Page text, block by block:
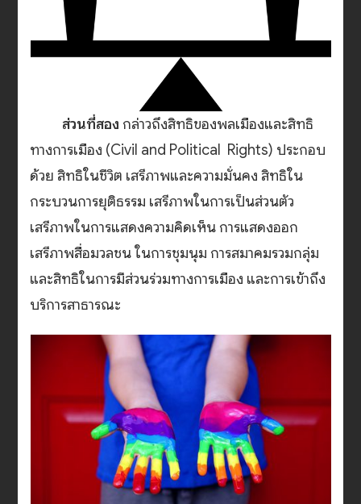
ส่วนที่สอง กล่าวถึงสิทธิของพลเมืองและสิทธิ
ทางการเมือง (Civil and Political Rights) ประกอบ
ด้วย สิทธิในชีวิต เสรีภาพและความมั่นคง สิทธิใน
กระบวนการยุติธรรม เสรีภาพในการเป็นส่วนตัว
เสรีภาพในการแสดงความคิดเห็น การแสดงออก
เสรีภาพสื่อมวลชน ในการชุมนุม การสมาคมรวมกลุ่ม
และสิทธิในการมีส่วนร่วมทางการเมือง และการเข้าถึง
บริการสาธารณะ